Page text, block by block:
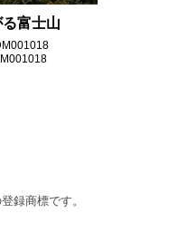
富士山
録商標です。